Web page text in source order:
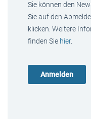
Sie können den
Sie auf den
klicken. Weitere
finden Sie hier.